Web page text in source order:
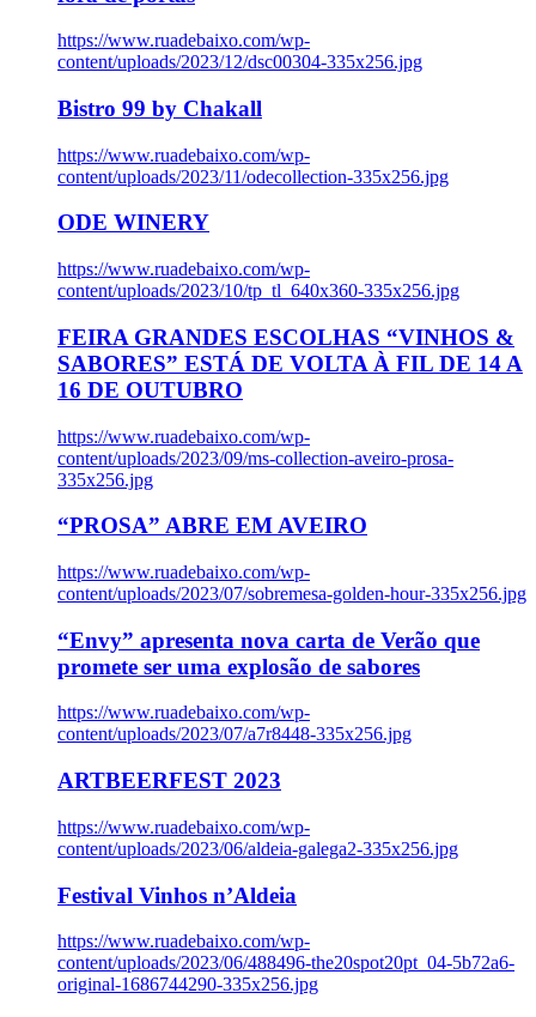
https://www.ruadebaixo.com/wp-
content/uploads/2023/12/dsc00304-335x256.jpg
Bistro 99 by Chakall
https://www.ruadebaixo.com/wp-
content/uploads/2023/11/odecollection-335x256.jpg
ODE WINERY
https://www.ruadebaixo.com/wp-
content/uploads/2023/10/tp_tl_640x360-335x256.jpg
FEIRA GRANDES ESCOLHAS “VINHOS &
SABORES” ESTÁ DE VOLTA À FIL DE 14 A
16 DE OUTUBRO
https://www.ruadebaixo.com/wp-
content/uploads/2023/09/ms-collection-aveiro-prosa-
335x256.jpg
“PROSA” ABRE EM AVEIRO
https://www.ruadebaixo.com/wp-
content/uploads/2023/07/sobremesa-golden-hour-335x256.jpg
“Envy” apresenta nova carta de Verão que
promete ser uma explosão de sabores
https://www.ruadebaixo.com/wp-
content/uploads/2023/07/a7r8448-335x256.jpg
ARTBEERFEST 2023
https://www.ruadebaixo.com/wp-
content/uploads/2023/06/aldeia-galega2-335x256.jpg
Festival Vinhos n’Aldeia
https://www.ruadebaixo.com/wp-
content/uploads/2023/06/488496-the20spot20pt_04-5b72a6-
original-1686744290-335x256.jpg